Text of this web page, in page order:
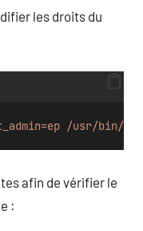
les droits du
/usr/bin/
afin de vérifier le
: